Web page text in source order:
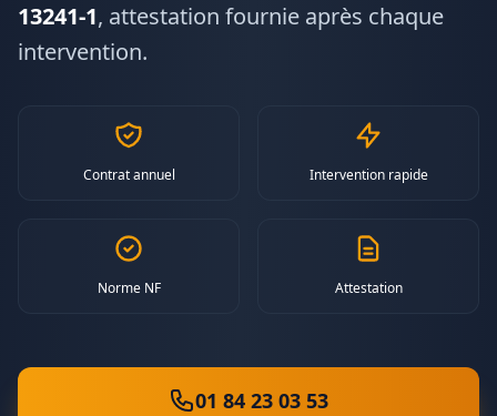
13241-1, attestation fournie après chaque
intervention.
Contrat annuel Intervention rapide
Norme NF Attestation
01 84 23 03 53